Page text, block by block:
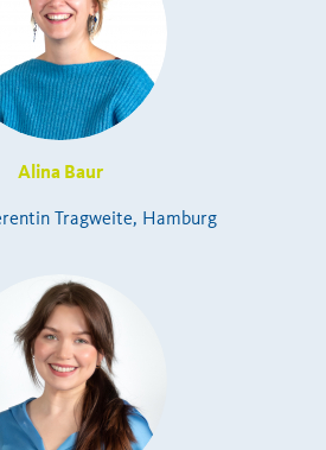
Alina Baur
Tragweite, Hamburg